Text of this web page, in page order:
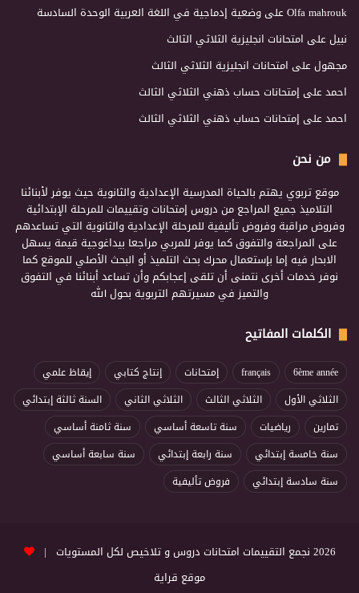
Olfa mahroukعلى وضعية إدماجية في اللغة العربية الوحدة السادسة
نبيلعلى امتحانات انجليزية الثلاثي الثالث
مجهولعلى امتحانات انجليزية الثلاثي الثالث
احمدعلى إمتحانات حساب ذهني الثلاثي الثالث
احمدعلى إمتحانات حساب ذهني الثلاثي الثالث
من نحن
موقع تربوي يهتم بالحياة المدرسية الإعدادية والثانوية حيث يوفر لأبنائنا
التلاميذ جميع المراجع من دروس إمتحانات وتقييمات للمرحلة الإبتدائية
وفروض مراقبة وفروض تأليفية للمرحلة الإعدادية والثانوية التي تساعدهم
على المراجعة والتفوق كما يوفر للمربي مراجعا بيداغوجية قيمة يسهل
الابحار فيه إما بإستعمال محرك بحث التلميذ أو البحث الأصلي للموقع كما
نوفر خدمات أخرى نتمنى أن تلقى إعجابكم وأن تساعد أبنائنا في التفوق
والتميز في مسيرتهم التربوية بحول الله
الكلمات المفاتيح
6ème année
français إمتحانات إنتاج كتابي
إيقاظ علمي
الثلاثي الأول
الثلاثي الثالث الثلاثي الثاني
السنة ثالثة إبتدائي
تمارين
رياضيات سنة تاسعة أساسي
سنة ثامنة أساسي
سنة خامسة إبتدائي
سنة رابعة إبتدائي
سنة سابعة أساسي
سنة سادسة إبتدائي
فروض تأليفية
2026 نجمع التقييمات امتحانات دروس و تلاخيص لكل المستويات |
موقع قراية